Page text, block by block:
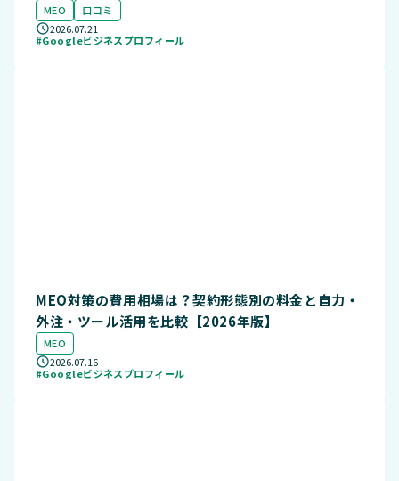
MEO
口コミ
2026.07.21
#Googleビジネスプロフィール
MEO対策の費用相場は？契約形態別の料金と自力・
外注・ツール活用を比較【2026年版】
MEO
2026.07.16
#Googleビジネスプロフィール